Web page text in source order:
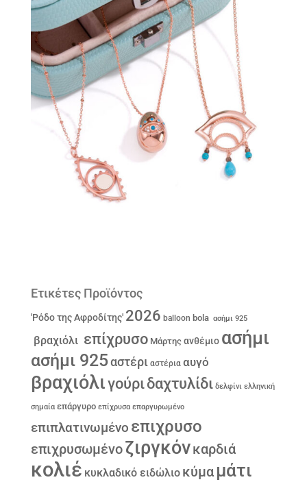
Ετικέτες Προϊόντος
'Ρόδο της Αφροδίτης' 2026 balloon bola ασήμι 925
βραχιόλι επίχρυσο Μάρτης ανθέμιο ασήμι
ασήμι 925αστέρι αστέρια αυγό
βραχιόλιγούριδαχτυλίδι δελφίνι ελληνική
σημαία επάργυρο επίχρυσα επαργυρωμένο
επιπλατινωμένο επιχρυσο
επιχρυσωμένοζιργκόνκαρδιά
κολιέ κυκλαδικό ειδώλιο κύμα μάτι